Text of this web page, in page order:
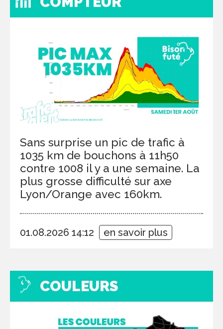
Sans surprise un pic de trafic à
1035 km de bouchons à 11h50
contre 1008 il y a une semaine. La
plus grosse difficulté sur axe
Lyon/Orange avec 160km.
01.08.2026 14:12 en savoir plus
COULEURS